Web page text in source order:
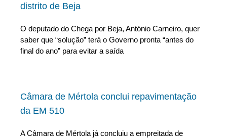
distrito de Beja
O deputado do Chega por Beja, António Carneiro, quer
saber que “solução” terá o Governo pronta “antes do
final do ano” para evitar a saída
Câmara de Mértola conclui repavimentação
da EM 510
A Câmara de Mértola já concluiu a empreitada de